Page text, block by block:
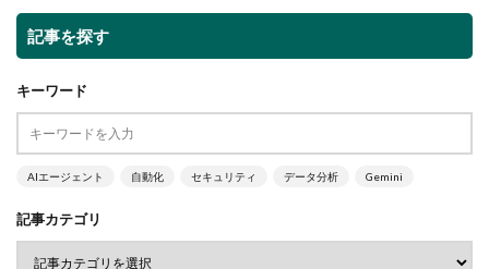
記事を探す
キーワード
AIエージェント 自動化 セキュリティ データ分析 Gemini
記事カテゴリ